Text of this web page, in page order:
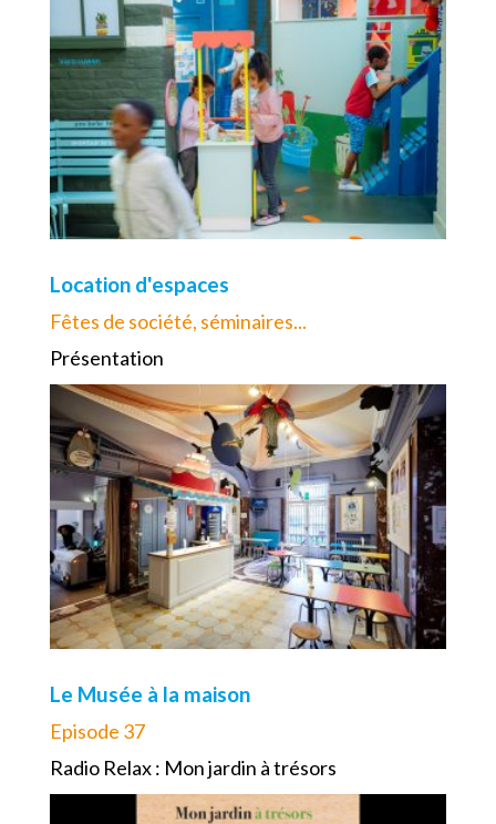
Location d'espaces
Fêtes de société, séminaires...
Présentation
Le Musée à la maison
Episode 37
Radio Relax : Mon jardin à trésors